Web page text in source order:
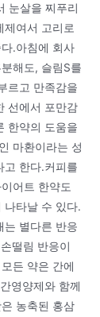
눈살을 찌푸리
제여서 고리로
.아침에 회사
해도, 슬림S를
르고 만족감을
선에서 포만감
한약의 도움을
마환이라는 성
고 한다.커피를
어트 한약도
나타날 수 있다.
는 별다른 반응
떨림 반응이
든 약은 간에
영양제와 함께
농축된 홍삼